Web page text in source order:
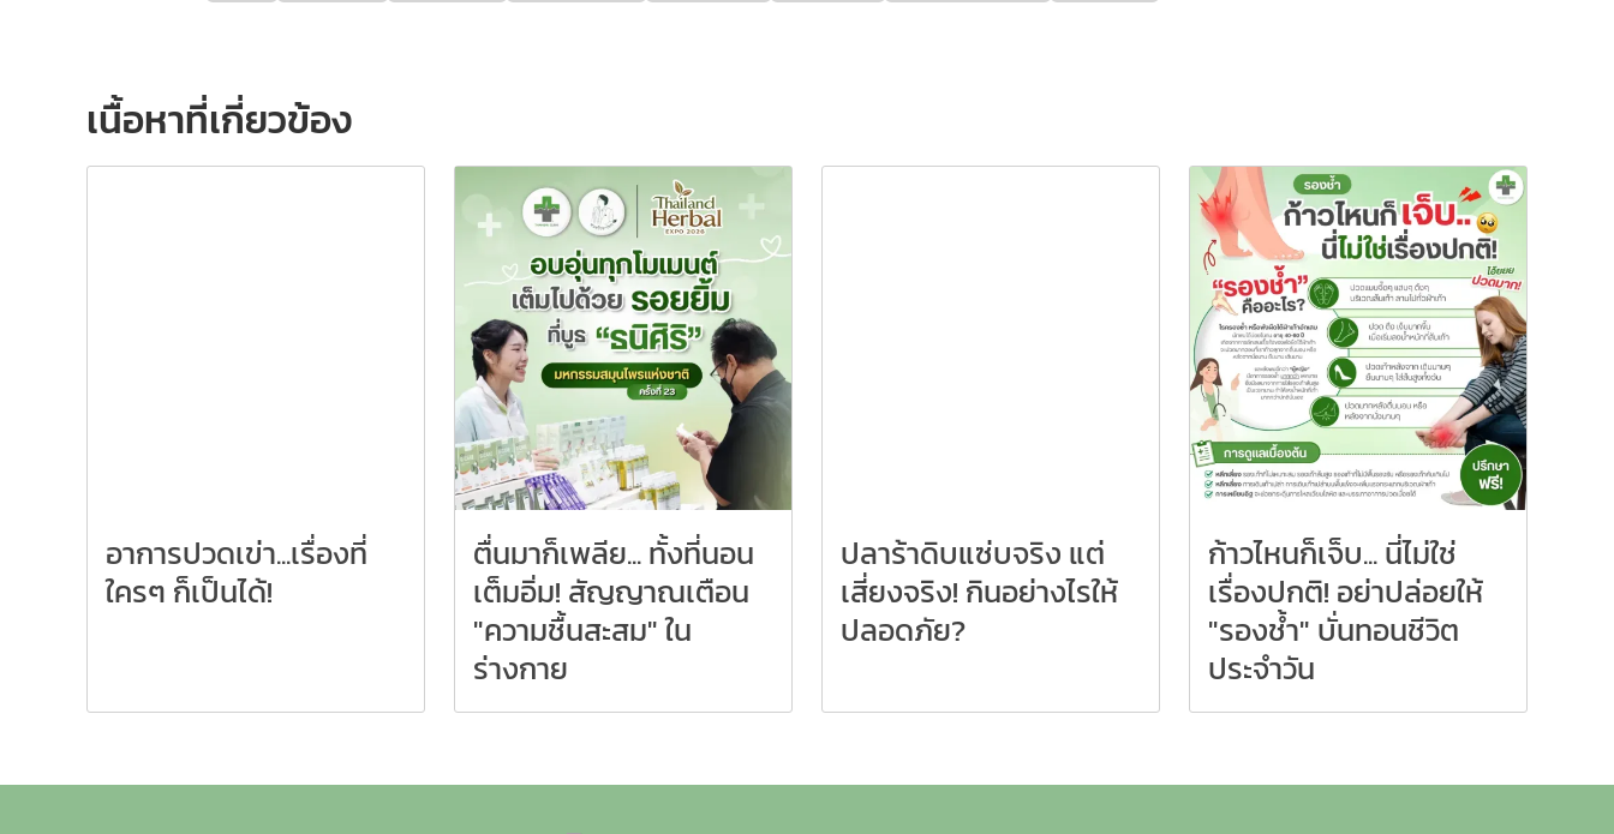
เนื้อหาที่เกี่ยวข้อง
อาการปวดเข่า...เรื่องที่
ใครๆ ก็เป็นได้!
ตื่นมาก็เพลีย... ทั้งที่นอน
เต็มอิ่ม! สัญญาณเตือน
"ความชื้นสะสม" ใน
ร่างกาย
ปลาร้าดิบแซ่บจริง แต่
เสี่ยงจริง! กินอย่างไรให้
ปลอดภัย?
ก้าวไหนก็เจ็บ... นี่ไม่ใช่
เรื่องปกติ! อย่าปล่อยให้
"รองช้ำ" บั่นทอนชีวิต
ประจำวัน